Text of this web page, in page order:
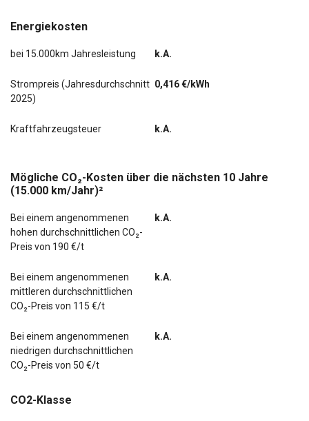
Energiekosten
bei 15.000km Jahresleistung k.A.
Strompreis (Jahresdurchschnitt
2025)
0,416 €/kWh
Kraftfahrzeugsteuer k.A.
Mögliche CO₂-Kosten über die nächsten 10 Jahre
(15.000 km/Jahr)²
Bei einem angenommenen
hohen durchschnittlichen CO₂-
Preis von 190 €/t
k.A.
Bei einem angenommenen
mittleren durchschnittlichen
CO₂-Preis von 115 €/t
k.A.
Bei einem angenommenen
niedrigen durchschnittlichen
CO₂-Preis von 50 €/t
k.A.
CO2-Klasse